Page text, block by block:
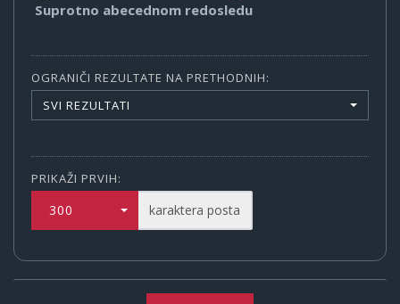
Suprotno abecednom redosledu
OGRANIČI REZULTATE NA PRETHODNIH:
SVI REZULTATI
PRIKAŽI PRVIH:
300 karaktera posta